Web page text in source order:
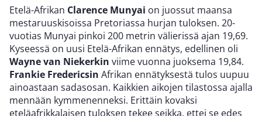
Etelä-Afrikan Clarence Munyai on juossut maansa
mestaruuskisoissa Pretoriassa hurjan tuloksen. 20-
vuotias Munyai pinkoi 200 metrin välierissä ajan 19,69.
Kyseessä on uusi Etelä-Afrikan ennätys, edellinen oli
Wayne van Niekerkin viime vuonna juoksema 19,84.
Frankie Fredericsin Afrikan ennätyksestä tulos uupuu
ainoastaan sadasosan. Kaikkien aikojen tilastossa ajalla
mennään kymmenenneksi. Erittäin kovaksi
eteläafrikkalaisen tuloksen tekee seikka, ettei se edes